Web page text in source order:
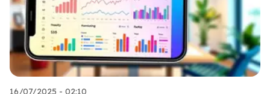
16/07/2025 - 02:10